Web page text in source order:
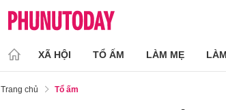
XÃ HỘI TỔ ẤM LÀM MẸ
Trang chủ Tổ ấm